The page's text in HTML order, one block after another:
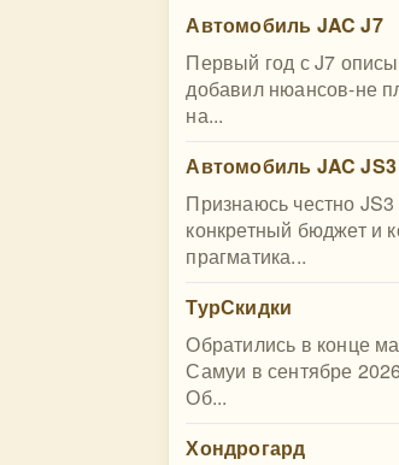
Автомобиль JAC J7
Первый год с J7
добавил нюансов-не
на...
Автомобиль JAC JS3
Признаюсь честно
конкретный бюджет и
прагматика...
ТурСкидки
Обратились в конце
Самуи в сентябре
Об...
Хондрогард